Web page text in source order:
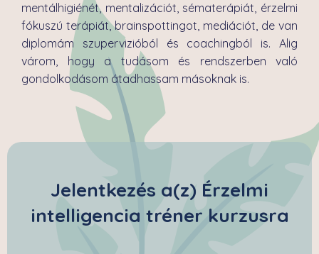
mentálhigiénét, mentalizációt, sématerápiát, érzelmi
fókuszú terápiát, brainspottingot, mediációt, de van
diplomám szupervizióból és coachingból is. Alig
várom, hogy a tudásom és rendszerben való
gondolkodásom átadhassam másoknak is.
Jelentkezés a(z) Érzelmi
intelligencia tréner kurzusra